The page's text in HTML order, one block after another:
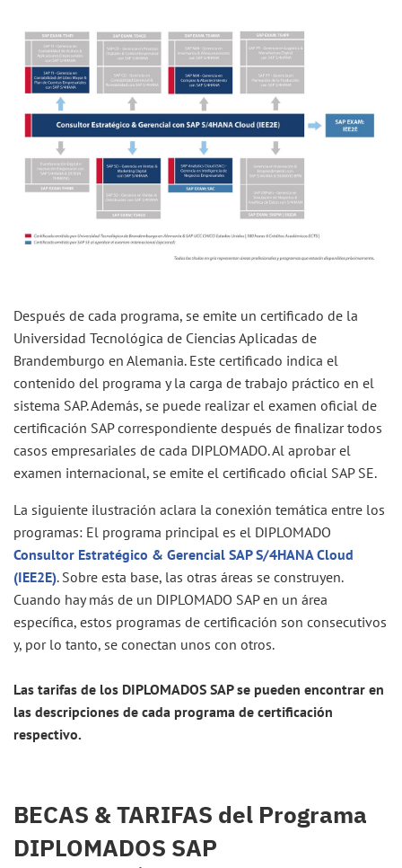
Después de cada programa, se emite un certificado de la
Universidad Tecnológica de Ciencias Aplicadas de
Brandemburgo en Alemania. Este certificado indica el
contenido del programa y la carga de trabajo práctico en el
sistema SAP. Además, se puede realizar el examen oficial de
certificación SAP correspondiente después de finalizar todos
casos empresariales de cada DIPLOMADO. Al aprobar el
examen internacional, se emite el certificado oficial SAP SE.
La siguiente ilustración aclara la conexión temática entre los
programas: El programa principal es el DIPLOMADO
Consultor Estratégico & Gerencial SAP S/4HANA Cloud
(IEE2E). Sobre esta base, las otras áreas se construyen.
Cuando hay más de un DIPLOMADO SAP en un área
específica, estos programas de certificación son consecutivos
y, por lo tanto, se conectan unos con otros.
Las tarifas de los DIPLOMADOS SAP se pueden encontrar en
las descripciones de cada programa de certificación
respectivo.
BECAS & TARIFAS del Programa
DIPLOMADOS SAP